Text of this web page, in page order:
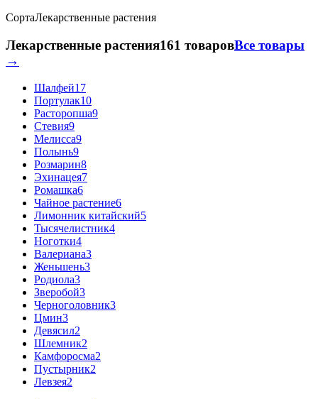
СортаЛекарственные растения
Лекарственные растения161 товаровВсе товары
→
Шалфей17
Портулак10
Расторопша9
Стевия9
Мелисса9
Полынь9
Розмарин8
Эхинацея7
Ромашка6
Чайное растение6
Лимонник китайский5
Тысячелистник4
Ноготки4
Валериана3
Женьшень3
Родиола3
Зверобой3
Черноголовник3
Цмин3
Девясил2
Шлемник2
Камфоросма2
Пустырник2
Левзея2